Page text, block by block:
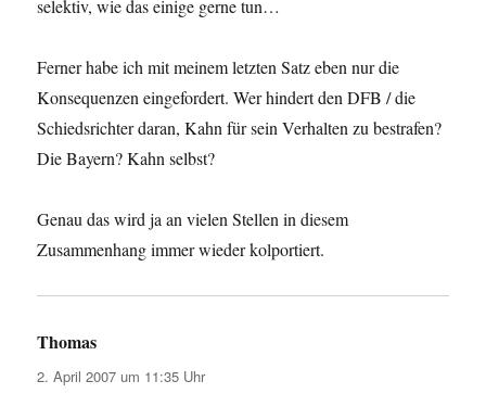
selektiv, wie das einige gerne tun…
Ferner habe ich mit meinem letzten Satz eben nur die
Konsequenzen eingefordert. Wer hindert den DFB / die
Schiedsrichter daran, Kahn für sein Verhalten zu bestrafen?
Die Bayern? Kahn selbst?
Genau das wird ja an vielen Stellen in diesem
Zusammenhang immer wieder kolportiert.
Thomas
2. April 2007 um 11:35 Uhr